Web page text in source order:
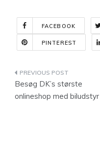
FACEBOOK
PINTEREST
Besøg DK’s største
onlineshop med biludstyr